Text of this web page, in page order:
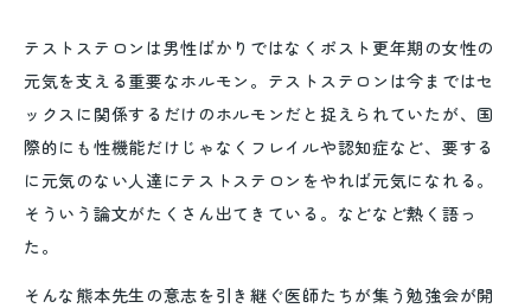
テストステロンは男性ばかりではなくポスト更年期の女性の
元気を支える重要なホルモン。テストステロンは今まではセ
ックスに関係するだけのホルモンだと捉えられていたが、国
際的にも性機能だけじゃなくフレイルや認知症など、要する
に元気のない人達にテストステロンをやれば元気になれる。
そういう論文がたくさん出てきている。などなど熱く語っ
た。
そんな熊本先生の意志を引き継ぐ医師たちが集う勉強会が開